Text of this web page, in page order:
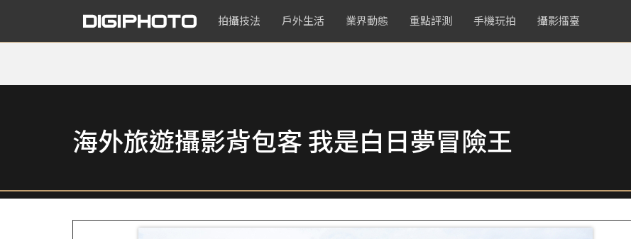
拍攝技法 戶外生活 業界動態 重點評測 手機玩拍 攝影擂臺
海外旅遊攝影背包客 我是白日夢冒險王